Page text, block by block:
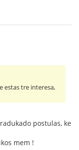
estas tre interesa,
postulas, ke
mem !